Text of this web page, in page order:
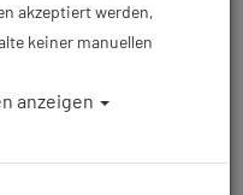
akzeptiert werden,
keiner manuellen
anzeigen